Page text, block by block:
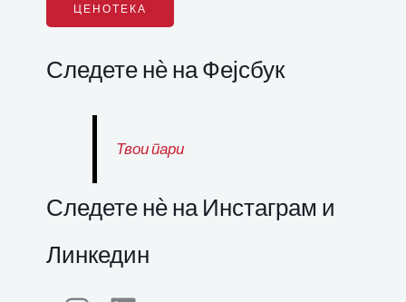
ЦЕНОТЕКА
Следете нѐ на Фејсбук
Твои пари
Следете нѐ на Инстаграм и
Линкедин